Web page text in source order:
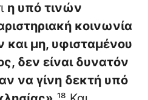
η υπό τινών
κοινωνία
μη, υφισταμένου
δεν είναι δυνατόν
να γίνη δεκτή υπό